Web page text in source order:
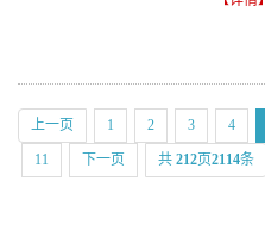
上一页 1 2 3 4
11 下一页 共 212页2114条